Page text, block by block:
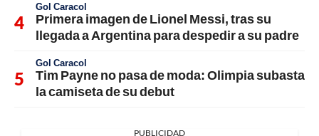
Gol Caracol
Primera imagen de Lionel Messi, tras su
llegada a Argentina para despedir a su padre
Gol Caracol
Tim Payne no pasa de moda: Olimpia subasta
la camiseta de su debut
PUBLICIDAD